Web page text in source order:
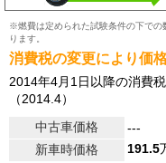
※燃費は定められた試験条件の下での
ります。
消費税の変更により価
2014年4月1日以降の消費
（2014.4）
中古車価格
---
新車時価格
191.5